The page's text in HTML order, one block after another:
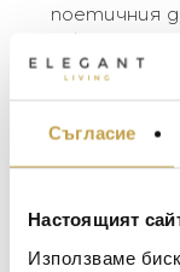
Съгласие
Настоящият
Използваме
поетичния
“Когато
пеперуди,
момент, ако
или издам
с едно